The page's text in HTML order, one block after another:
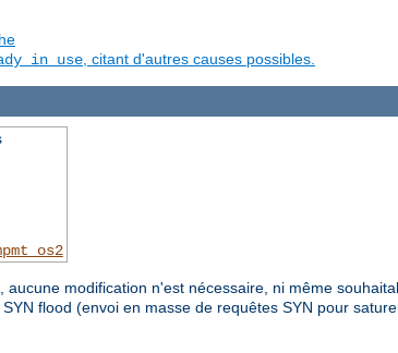
in use , citant d'autres causes possibles.
modification n'est nécessaire, ni même
flood (envoi en masse de requêtes SYN pour